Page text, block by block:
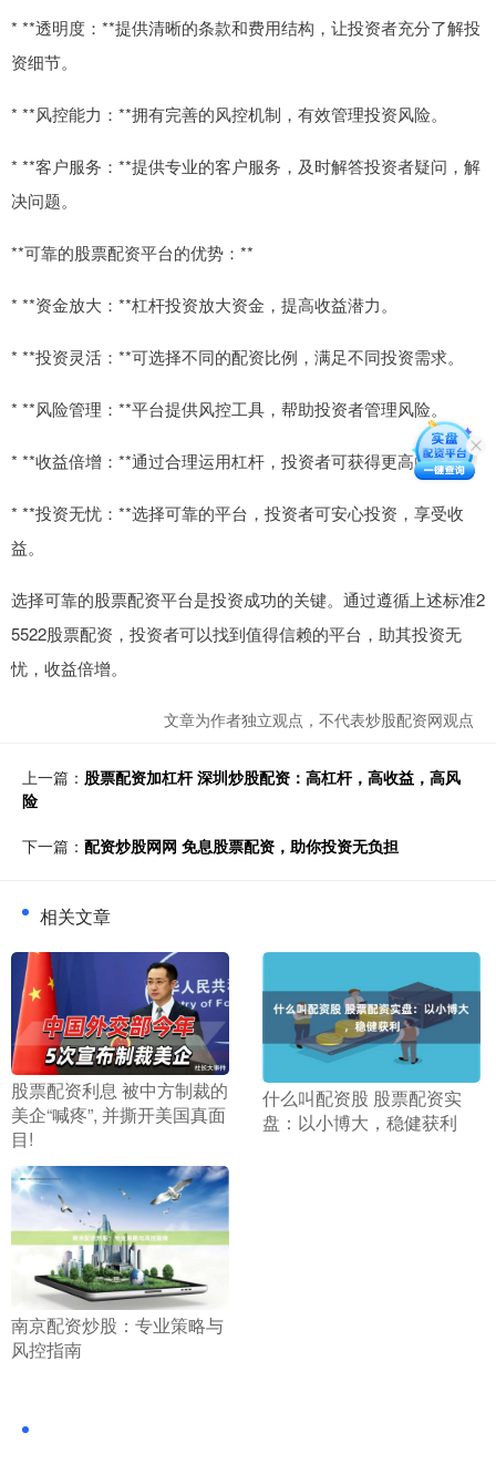
* **透明度：**提供清晰的条款和费用结构，让投资者充分了解投
资细节。
* **风控能力：**拥有完善的风控机制，有效管理投资风险。
* **客户服务：**提供专业的客户服务，及时解答投资者疑问，解
决问题。
**可靠的股票配资平台的优势：**
* **资金放大：**杠杆投资放大资金，提高收益潜力。
* **投资灵活：**可选择不同的配资比例，满足不同投资需求。
* **风险管理：**平台提供风控工具，帮助投资者管理风险。
* **收益倍增：**通过合理运用杠杆，投资者可获得更高的收益。
* **投资无忧：**选择可靠的平台，投资者可安心投资，享受收
益。
选择可靠的股票配资平台是投资成功的关键。通过遵循上述标准2
5522股票配资，投资者可以找到值得信赖的平台，助其投资无
忧，收益倍增。
文章为作者独立观点，不代表炒股配资网观点
上一篇： 股票配资加杠杆 深圳炒股配资：高杠杆，高收益，高风
险
下一篇： 配资炒股网网 免息股票配资，助你投资无负担
相关文章
​股票配资利息 被中方制裁的
美企“喊疼”, 并撕开美国真面
目!
​什么叫配资股 股票配资实
盘：以小博大，稳健获利
​南京配资炒股：专业策略与
风控指南